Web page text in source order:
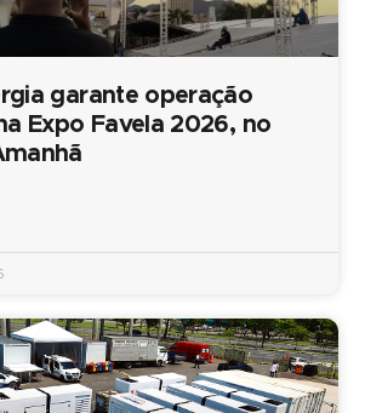
garante operação
Expo Favela 2026, no